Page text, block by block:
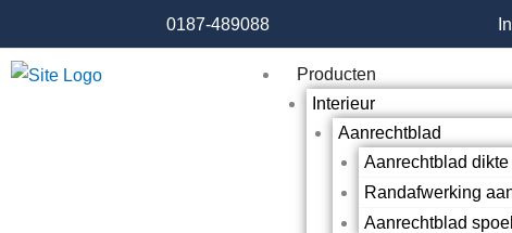
de
0187-489088
Producten
Interieur
Aanrechtblad
Aanrechtblad dikte
Randafwerking
Aanrechtblad